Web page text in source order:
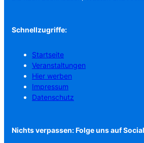
Schnellzugriffe:
Startseite
Veranstaltungen
Hier werben
Impressum
Datenschutz
Nichts verpassen: Folge uns auf